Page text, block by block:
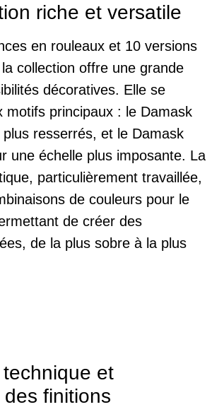
riche et versatile
en rouleaux et 10 versions
collection offre une grande
décoratives. Elle se
motifs principaux : le Damask
plus resserrés, et le Damask
une échelle plus imposante. La
particulièrement travaillée,
de couleurs pour le
de créer des
de la plus sobre à la plus
et
finitions